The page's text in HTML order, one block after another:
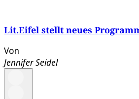
Lit.Eifel stellt neues
Von
Jennifer Seidel